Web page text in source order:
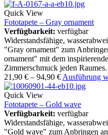
Quick View
Fototapete – Gray ornament
Verfügbarkeit: verfügbar
Widerstandsfähige,
"Gray ornament" zum
ornament" mit dem
Zimmerschmuck jeden Raumes.
21,90 € – 94,90 € Ausführung
Quick View
Fototapete – Gold wave
Verfügbarkeit: verfügbar
Widerstandsfähige,
"Gold wave" zum Anbringen